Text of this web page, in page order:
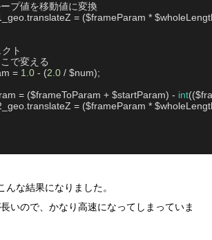
プ値を移動値に変換
= ($frameParam *
ト
こで変える
= 1.0 - (2.0 / $num);
= ($frameToParam + $startParam) - int
= ($frameParam *
な結果になりました。
いので、かなり高速になってしまっていま